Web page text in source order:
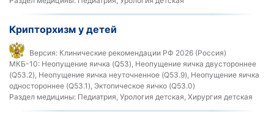
Крипторхизм у детей
Версия: Клинические рекомендации РФ 2026 (Россия)
МКБ-10: Неопущение яичка (Q53), Неопущение яичка двустороннее
(Q53.2), Неопущение яичка неуточненное (Q53.9), Неопущение яичка
одностороннее (Q53.1), Эктопическое яичко (Q53.0)
Раздел медицины: Педиатрия, Урология детская, Хирургия детская